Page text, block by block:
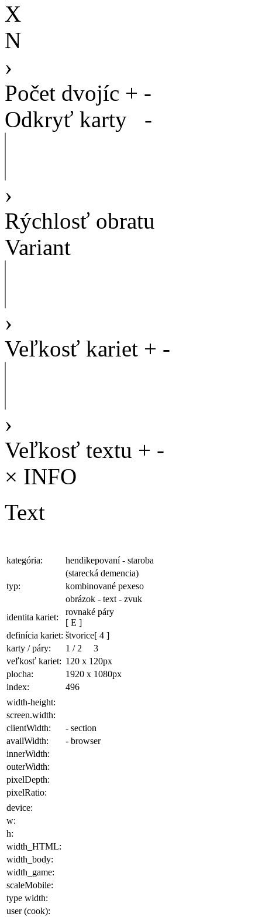
X
N
›
Počet dvojíc + -
Odkryť karty
-
›
Rýchlosť obratu
Variant
›
Veľkosť kariet + -
›
Veľkosť textu + -
× INFO
Text
kategória:
hendikepovaní - staroba
(starecká demencia)
typ:
kombinované pexeso
obrázok - text - zvuk
identita kariet:
rovnaké páry
[ E ]
definícia kariet: štvorice[ 4 ]
karty / páry:
1 / 2
3
veľkosť kariet: 120 x 120px
plocha: 1920 x 1080px
index:
496
width-height:
screen.width:
clientWidth:
- section
availWidth:
- browser
innerWidth:
outerWidth:
pixelDepth:
pixelRatio:
device:
w:
h:
width_HTML:
width_body:
width_game:
scaleMobile:
type width:
user (cook):